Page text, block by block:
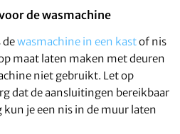
de wasmachine
dewasmachine in een kastof nis
maat laten maken met deuren
niet gebruikt. Let op
dat de aansluitingen bereikbaar
je een nis in de muur laten